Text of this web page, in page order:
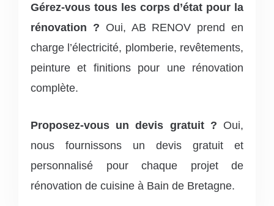
Gérez-vous tous les corps d’état pour la
rénovation ? Oui, AB RENOV prend en
charge l’électricité, plomberie, revêtements,
peinture et finitions pour une rénovation
complète.
Proposez-vous un devis gratuit ? Oui,
nous fournissons un devis gratuit et
personnalisé pour chaque projet de
rénovation de cuisine à Bain de Bretagne.